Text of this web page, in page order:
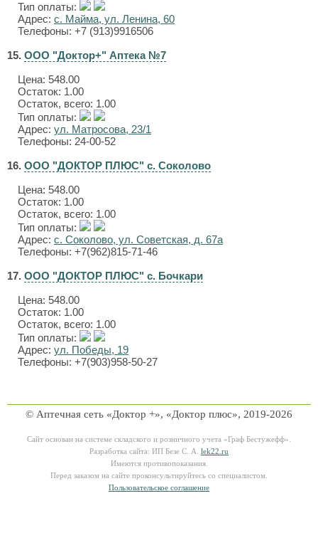
Тип оплаты:
Адрес: с. Майма, ул. Ленина, 60
Телефоны: +7 (913)9916506
15. ООО "Доктор+" Аптека №7
Цена: 548.00
Остаток: 1.00
Остаток, всего: 1.00
Тип оплаты:
Адрес: ул. Матросова, 23/1
Телефоны: 24-00-52
16. ООО "ДОКТОР ПЛЮС" с. Соколово
Цена: 548.00
Остаток: 1.00
Остаток, всего: 1.00
Тип оплаты:
Адрес: с. Соколово, ул. Советская, д. 67а
Телефоны: +7(962)815-71-46
17. ООО "ДОКТОР ПЛЮС" с. Бочкари
Цена: 548.00
Остаток: 1.00
Остаток, всего: 1.00
Тип оплаты:
Адрес: ул. Победы, 19
Телефоны: +7(903)958-50-27
© Аптечная сеть «Доктор +», «Доктор плюс», 2019-2026
Сайт основан на системе складского и розничного учета «Граф Бестужефф».
Разработка сайта: ИП Безе С. А. lek22.ru
Имеются противопоказания.
Перед заказом на сайте проконсультируйтесь со специалистом.
Пользовательское соглашение